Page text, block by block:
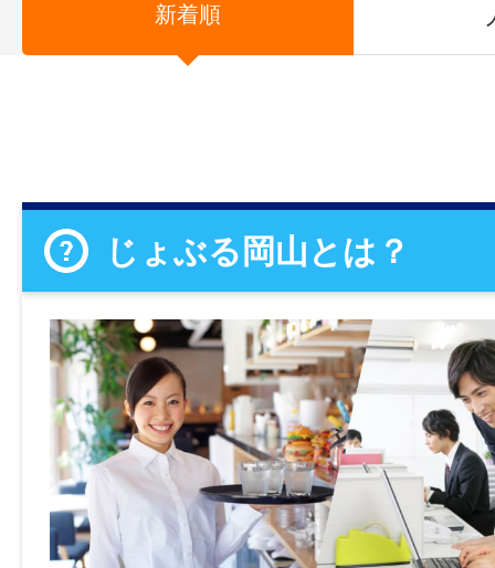
新着順
じょぶる岡山とは？